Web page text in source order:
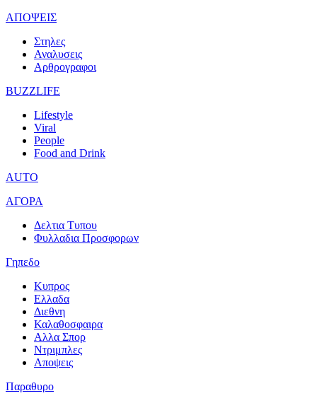
ΑΠΟΨΕΙΣ
Στηλες
Αναλυσεις
Αρθρογραφοι
BUZZLIFE
Lifestyle
Viral
People
Food and Drink
AUTO
ΑΓΟΡΑ
Δελτια Τυπου
Φυλλαδια Προσφορων
Γηπεδο
Κυπρος
Ελλαδα
Διεθνη
Καλαθοσφαιρα
Αλλα Σπορ
Ντριμπλες
Αποψεις
Παραθυρο